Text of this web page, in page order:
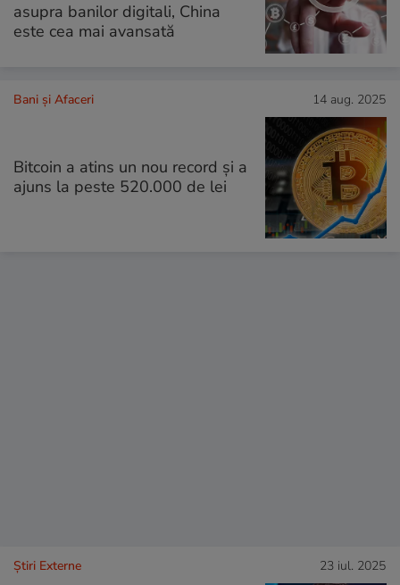
asupra banilor digitali, China
este cea mai avansată
Bani și Afaceri 14 aug. 2025
Bitcoin a atins un nou record și a
ajuns la peste 520.000 de lei
Știri Externe 23 iul. 2025